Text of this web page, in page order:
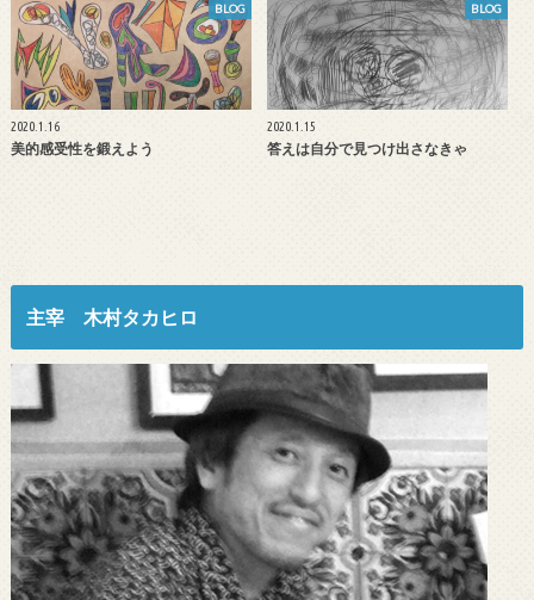
BLOG
2020.1.16
美的感受性を鍛えよう
BLOG
2020.1.15
答えは自分で見つけ出さなきゃ
主宰 木村タカヒロ